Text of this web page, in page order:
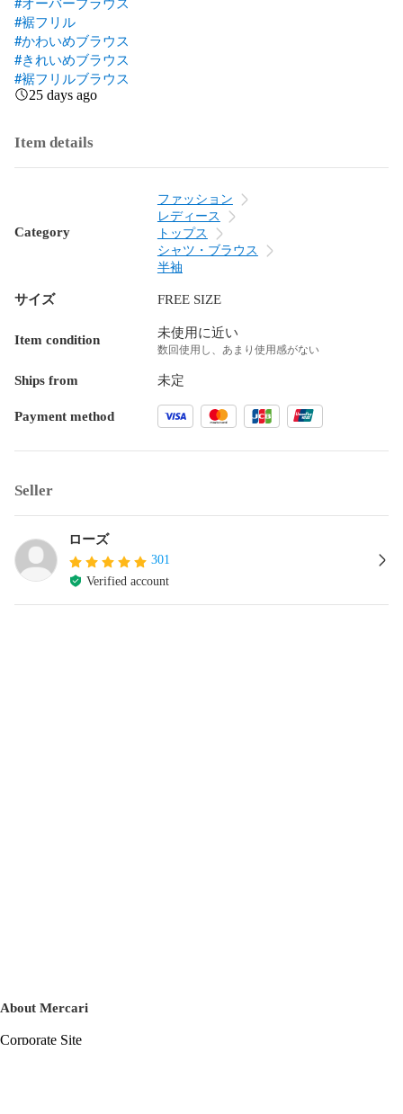
#裾フリル
#かわいめブラウス
#きれいめブラウス
#裾フリルブラウス
25 days ago
Item details
Category
ファッション
レディース
トップス
シャツ・ブラウス
半袖
サイズ FREE SIZE
Item condition 未使用に近い
数回使用し、あまり使用感がない
Ships from 未定
Payment method
Seller
ローズ
301
Verified account
About Mercari
Corporate Site